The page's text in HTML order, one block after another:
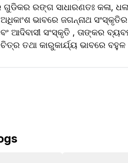
ଗୁଡିକର ରଙ୍ଗ ସାଧାରଣତଃ କଳା,
ଅଧିକାଂଶ ଭାବରେ ଜଗନ୍ନାଥ
ଆଦିବାସୀ ସଂସ୍କୃତି , ତାଙ୍କର
ତଥା କାରୁକାର୍ଯ୍ୟ ଭାବରେ ବହୁଳ